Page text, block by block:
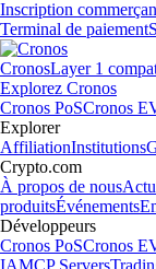
Inscription
Terminal de paiement
CronosLayer 1
Explorez Cronos
Cronos PoSCronos
Explorer
AffiliationInstitutions
Crypto.com
À propos de nous
produitsÉvénements
Développeurs
Cronos PoSCronos
IAMCP Servers